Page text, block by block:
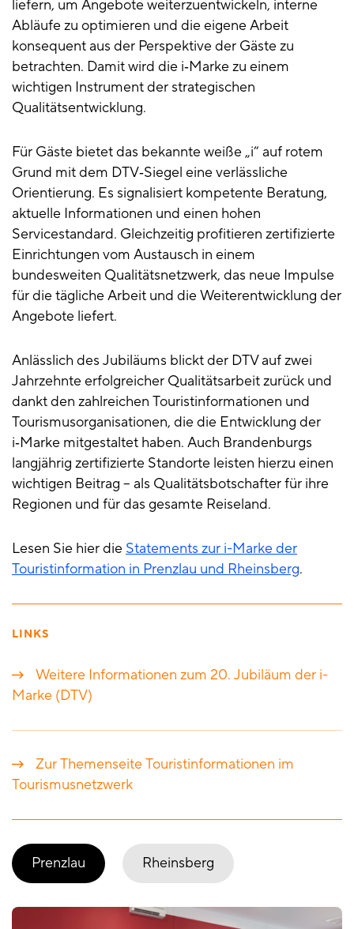
liefern, um Angebote weiterzuentwickeln, interne
Abläufe zu optimieren und die eigene Arbeit
konsequent aus der Perspektive der Gäste zu
betrachten. Damit wird die i‑Marke zu einem
wichtigen Instrument der strategischen
Qualitätsentwicklung.
Für Gäste bietet das bekannte weiße „i“ auf rotem
Grund mit dem DTV‑Siegel eine verlässliche
Orientierung. Es signalisiert kompetente Beratung,
aktuelle Informationen und einen hohen
Servicestandard. Gleichzeitig profitieren zertifizierte
Einrichtungen vom Austausch in einem
bundesweiten Qualitätsnetzwerk, das neue Impulse
für die tägliche Arbeit und die Weiterentwicklung der
Angebote liefert.
Anlässlich des Jubiläums blickt der DTV auf zwei
Jahrzehnte erfolgreicher Qualitätsarbeit zurück und
dankt den zahlreichen Touristinformationen und
Tourismusorganisationen, die die Entwicklung der
i‑Marke mitgestaltet haben. Auch Brandenburgs
langjährig zertifizierte Standorte leisten hierzu einen
wichtigen Beitrag – als Qualitätsbotschafter für ihre
Regionen und für das gesamte Reiseland.
Lesen Sie hier die Statements zur i-Marke der
Touristinformation in Prenzlau und Rheinsberg.
LINKS
Weitere Informationen zum 20. Jubiläum der i-
Marke (DTV)
Zur Themenseite Touristinformationen im
Tourismusnetzwerk
Prenzlau Rheinsberg